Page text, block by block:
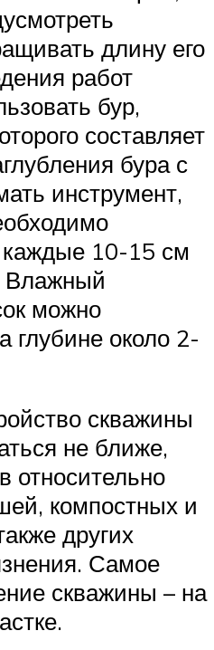
длину его
работ
бур,
составляет
бура с
инструмент,
каждые 10-15 см
Влажный
можно
глубине около 2-
скважины
не ближе,
относительно
компостных и
других
Самое
скважины – на